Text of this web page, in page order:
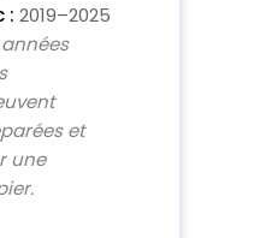
: 2019–2025
et
une